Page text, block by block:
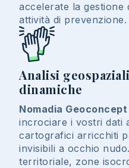
accelerate la gestione
attività di prevenzione.
Analisi
dinamiche
Nomadia Geoconcept
incrociare i vostri dati
cartografici arricchiti
invisibili a occhio
territoriale, zone